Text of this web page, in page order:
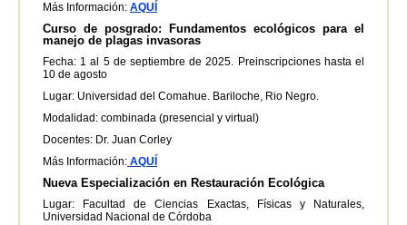
Más Información: AQUÍ
Curso de posgrado: Fundamentos ecológicos para el
manejo de plagas invasoras
Fecha: 1 al 5 de septiembre de 2025. Preinscripciones hasta el
10 de agosto
Lugar: Universidad del Comahue. Bariloche, Rio Negro.
Modalidad: combinada (presencial y virtual)
Docentes: Dr. Juan Corley
Más Información: AQUÍ
Nueva Especialización en Restauración Ecológica
Lugar: Facultad de Ciencias Exactas, Físicas y Naturales,
Universidad Nacional de Córdoba